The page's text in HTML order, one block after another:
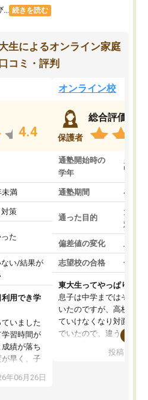
続きを読む
生によるオンライン家庭
コミ・評判
4.4
未満
策
た
い/結果が
用でき学
いました
習時間が
績が落ち
早く、子
と嫌な反
お願いして
年06月26日
オンライン校
保護者
総合評価
通塾開始時の
学年
高3
通塾期間 4ヵ月
通った目的
大学
対策
偏差値の変化 上が
志望校の合格 合格
東大生ってやっぱりすご
息子は中学まではそこそ
いたのですが、高校に入
ていけなくなり対面の塾
でいたので、違うアプロ
で、当初は模試でD判定
投稿日：